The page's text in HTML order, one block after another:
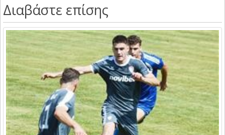
Διαβάστε επίσης